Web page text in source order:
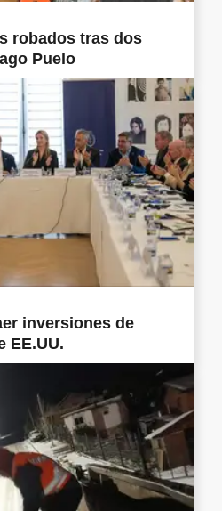
robados tras dos
Puelo
inversiones de
EE.UU.